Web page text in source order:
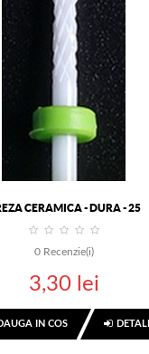
CERAMICA - DURA - 25
0 Recenzie(i)
3,30 lei
IN COS DETALII